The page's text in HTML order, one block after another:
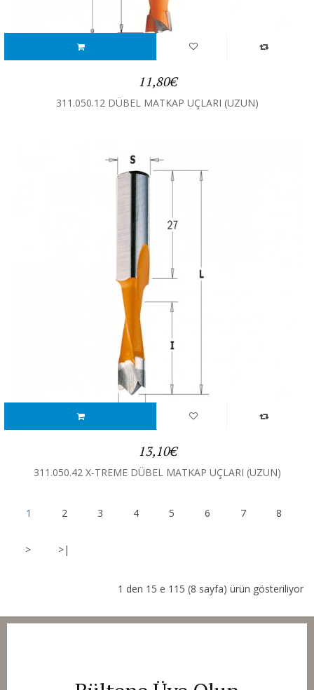
311.050.12 DÜBEL MATKAP UÇLARI (UZUN)
11,80€
311.050.42 X-TREME DÜBEL MATKAP UÇLARI (UZUN)
13,10€
1 2 3 4 5 6 7 8
> >|
1 den 15 e 115 (8 sayfa) ürün gösteriliyor